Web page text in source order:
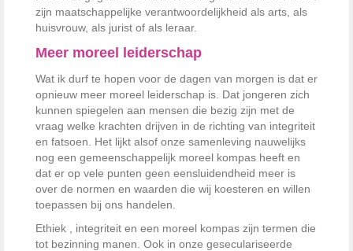
zijn maatschappelijke verantwoordelijkheid als arts, als
huisvrouw, als jurist of als leraar.
Meer moreel leiderschap
Wat ik durf te hopen voor de dagen van morgen is dat er
opnieuw meer moreel leiderschap is. Dat jongeren zich
kunnen spiegelen aan mensen die bezig zijn met de
vraag welke krachten drijven in de richting van integriteit
en fatsoen. Het lijkt alsof onze samenleving nauwelijks
nog een gemeenschappelijk moreel kompas heeft en
dat er op vele punten geen eensluidendheid meer is
over de normen en waarden die wij koesteren en willen
toepassen bij ons handelen.
Ethiek , integriteit en een moreel kompas zijn termen die
tot bezinning manen. Ook in onze geseculariseerde